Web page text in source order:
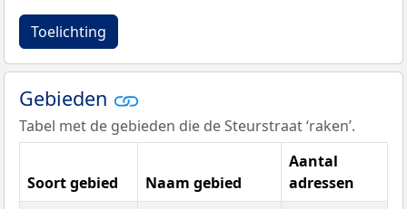
Toelichting
Gebieden
Tabel met de gebieden die de Steurstraat ‘raken’.
Soort gebied Naam gebied
Aantal
adressen